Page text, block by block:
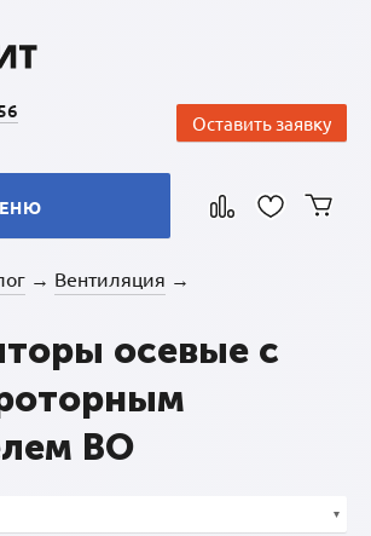
Оставить заявку
→ Вентиляция →
осевые с
ВО